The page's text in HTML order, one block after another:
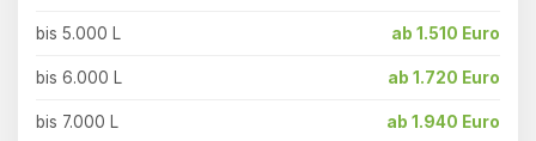
bis 5.000 L ab 1.510 Euro
bis 6.000 L ab 1.720 Euro
bis 7.000 L ab 1.940 Euro